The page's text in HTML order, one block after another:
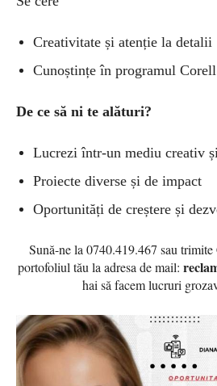
Creativitate și atenție la detalii
Cunoștințe în programul
De ce să ni te alături?
Lucrezi într-un mediu creativ
Proiecte diverse și de impact
Oportunități de creștere și
Sună-ne la 0740.419.467 sau
portofoliul tău la adresa de mail:
hai să facem lucruri